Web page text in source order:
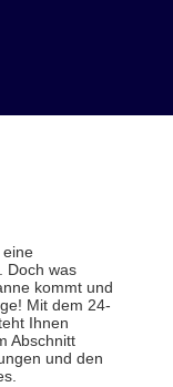
eine
Doch was
kommt und
Mit dem 24-
Ihnen
Abschnitt
und den